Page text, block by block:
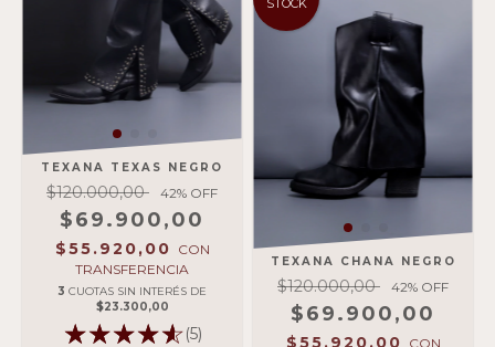
TEXANA TEXAS NEGRO
$120.000,00 42% OFF
$69.900,00
$55.920,00 CON
TRANSFERENCIA
3 CUOTAS SIN INTERÉS DE
$23.300,00
(5)
STOCK
TEXANA CHANA NEGRO
$120.000,00 42% OFF
$69.900,00
$55.920,00 CON